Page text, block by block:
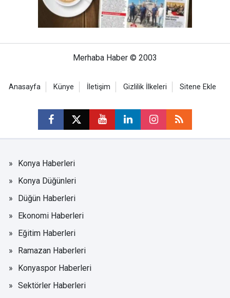
Merhaba Haber © 2003
Anasayfa Künye İletişim Gizlilik İlkeleri Sitene Ekle
Konya Haberleri
Konya Düğünleri
Düğün Haberleri
Ekonomi Haberleri
Eğitim Haberleri
Ramazan Haberleri
Konyaspor Haberleri
Sektörler Haberleri